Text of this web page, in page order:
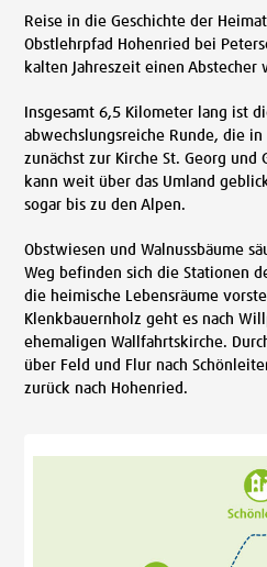
Reise in die Geschichte der
Obstlehrpfad Hohenried bei
kalten Jahreszeit einen Abstecher
Insgesamt 6,5 Kilometer lang ist
abwechslungsreiche Runde, die
zunächst zur Kirche St. Georg und
kann weit über das Umland
sogar bis zu den Alpen.
Obstwiesen und Walnussbäume
Weg befinden sich die Stationen
die heimische Lebensräume
Klenkbauernholz geht es nach
ehemaligen Wallfahrtskirche.
über Feld und Flur nach
zurück nach Hohenried.